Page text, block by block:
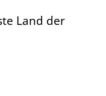
Land der